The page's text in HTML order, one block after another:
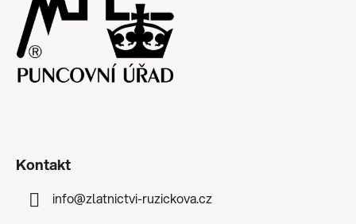
Kontakt
info@zlatnictvi-ruzickova.cz